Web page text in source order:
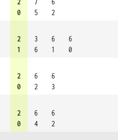
2
0
7
5
6
2
2
1
3
6
6
1
6
0
2
0
6
2
6
3
2
0
6
4
6
2